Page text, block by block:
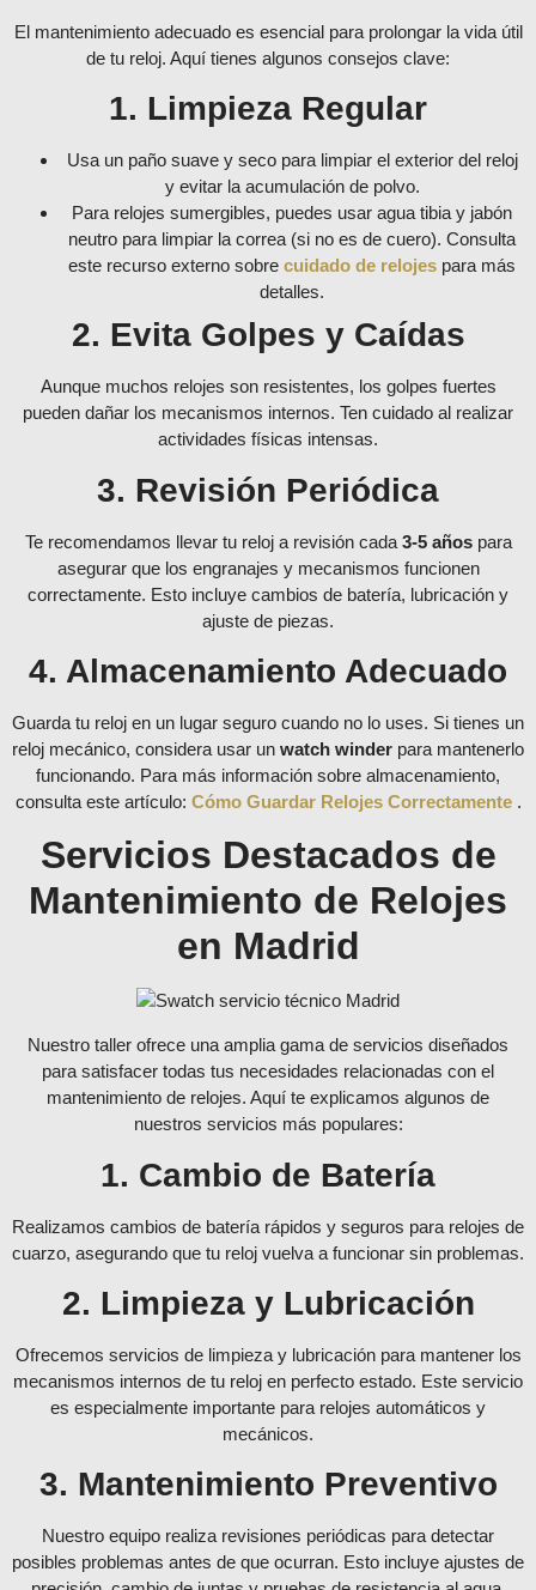
El mantenimiento adecuado es esencial para prolongar la vida útil
de tu reloj. Aquí tienes algunos consejos clave:
1. Limpieza Regular
Usa un paño suave y seco para limpiar el exterior del reloj
y evitar la acumulación de polvo.
Para relojes sumergibles, puedes usar agua tibia y jabón
neutro para limpiar la correa (si no es de cuero). Consulta
este recurso externo sobre cuidado de relojes para más
detalles.
2. Evita Golpes y Caídas
Aunque muchos relojes son resistentes, los golpes fuertes
pueden dañar los mecanismos internos. Ten cuidado al realizar
actividades físicas intensas.
3. Revisión Periódica
Te recomendamos llevar tu reloj a revisión cada 3-5 años para
asegurar que los engranajes y mecanismos funcionen
correctamente. Esto incluye cambios de batería, lubricación y
ajuste de piezas.
4. Almacenamiento Adecuado
Guarda tu reloj en un lugar seguro cuando no lo uses. Si tienes un
reloj mecánico, considera usar un watch winder para mantenerlo
funcionando. Para más información sobre almacenamiento,
consulta este artículo: Cómo Guardar Relojes Correctamente .
Servicios Destacados de
Mantenimiento de Relojes
en Madrid
Nuestro taller ofrece una amplia gama de servicios diseñados
para satisfacer todas tus necesidades relacionadas con el
mantenimiento de relojes. Aquí te explicamos algunos de
nuestros servicios más populares:
1. Cambio de Batería
Realizamos cambios de batería rápidos y seguros para relojes de
cuarzo, asegurando que tu reloj vuelva a funcionar sin problemas.
2. Limpieza y Lubricación
Ofrecemos servicios de limpieza y lubricación para mantener los
mecanismos internos de tu reloj en perfecto estado. Este servicio
es especialmente importante para relojes automáticos y
mecánicos.
3. Mantenimiento Preventivo
Nuestro equipo realiza revisiones periódicas para detectar
posibles problemas antes de que ocurran. Esto incluye ajustes de